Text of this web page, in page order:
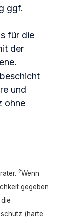
ggf.
für die
der
und
ohne
2Wenn
gegeben
(harte